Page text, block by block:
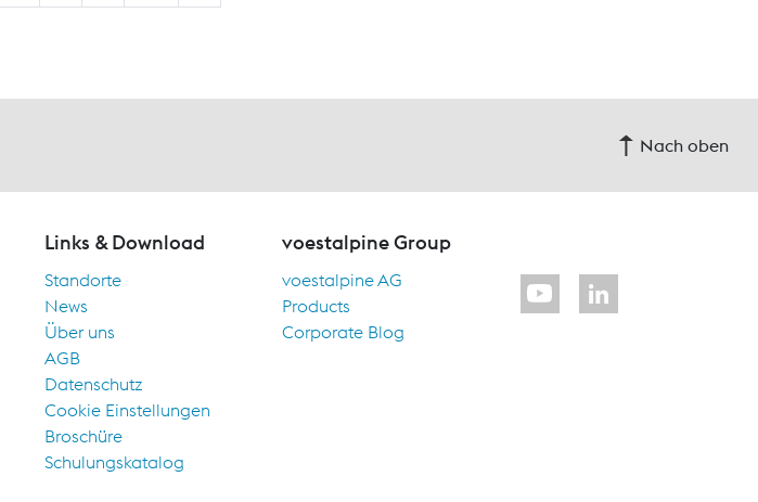
Nach oben
Links & Download
Standorte
News
Über uns
AGB
Datenschutz
Cookie Einstellungen
Broschüre
Schulungskatalog
voestalpine Group
voestalpine AG
Products
Corporate Blog